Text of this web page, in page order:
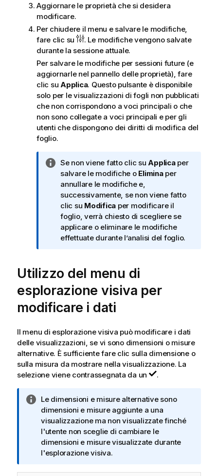
Aggiornare le proprietà che si desidera
modificare.
Per chiudere il menu e salvare le modifiche,
fare clic su
. Le modifiche vengono salvate
durante la sessione attuale.
Per salvare le modifiche per sessioni future (e
aggiornarle nel pannello delle proprietà), fare
clic su Applica. Questo pulsante è disponibile
solo per le visualizzazioni di fogli non pubblicati
che non corrispondono a voci principali o che
non sono collegate a voci principali e per gli
utenti che dispongono dei diritti di modifica del
foglio.
N
o
t
a
i
n
f
o
a
t
i
a
Se non viene fatto clic su Applicaper
salvare le modifiche o Eliminaper
annullare le modifiche e,
successivamente, se non viene fatto
clic su Modifica per modificare il
foglio, verrà chiesto di scegliere se
applicare o eliminare le modifiche
effettuate durante l’analisi del foglio.
Utilizzo del menu di
esplorazione visiva per
modificare i dati
Il menu di esplorazione visiva può modificare i dati
delle visualizzazioni, se vi sono dimensioni o misure
alternative. È sufficiente fare clic sulla dimensione o
sulla misura da mostrare nella visualizzazione. La
selezione viene contrassegnata da un
.
N
o
t
a
i
n
Le dimensioni e misure alternative sono
dimensioni e misure aggiunte a una
visualizzazione ma non visualizzate finché
l'utente non sceglie di cambiare le
dimensioni e misure visualizzate durante
l'esplorazione visiva.